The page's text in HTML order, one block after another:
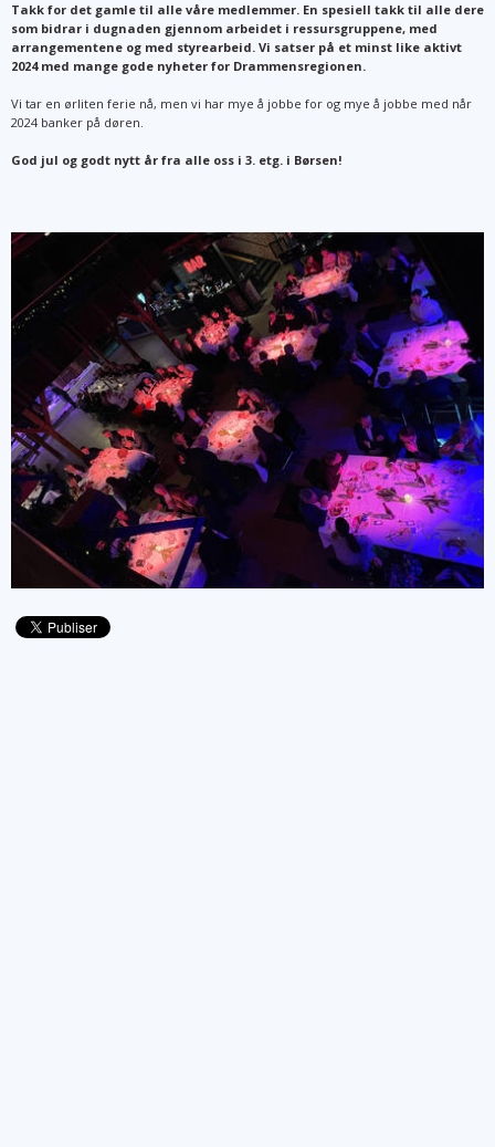
Takk for det gamle til alle våre medlemmer. En spesiell takk til alle dere
som bidrar i dugnaden gjennom arbeidet i ressursgruppene, med
arrangementene og med styrearbeid. Vi satser på et minst like aktivt
2024 med mange gode nyheter for Drammensregionen.
Vi tar en ørliten ferie nå, men vi har mye å jobbe for og mye å jobbe med når
2024 banker på døren.
God jul og godt nytt år fra alle oss i 3. etg. i Børsen!